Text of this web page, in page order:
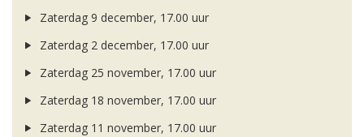
Zaterdag 9 december, 17.00 uur
Zaterdag 2 december, 17.00 uur
Zaterdag 25 november, 17.00 uur
Zaterdag 18 november, 17.00 uur
Zaterdag 11 november, 17.00 uur